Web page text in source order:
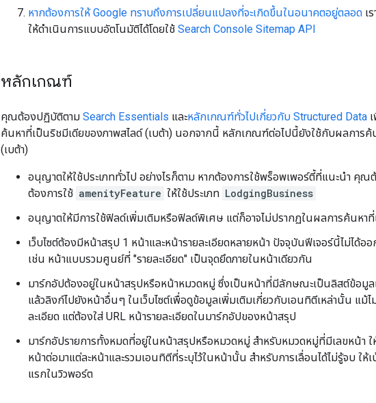
หากต้องการให้ Google ทราบถึงการเปลี่ยนแปลงที่จะเกิดขึ้นในอนาคตอยู่ตลอด เ
ให้ดำเนินการแบบอัตโนมัติได้โดยใช้ Search Console Sitemap API
หลักเกณฑ์
คุณต้องปฏิบัติตาม Search Essentials และหลักเกณฑ์ทั่วไปเกี่ยวกับ Structured Data
ค้นหาที่เป็นริชมีเดียของภาพสไลด์ (เบต้า) นอกจากนี้ หลักเกณฑ์ต่อไปนี้ยังใช้กับผลการค้
(เบต้า)
อนุญาตให้ใช้ประเภททั่วไป อย่างไรก็ตาม หากต้องการใช้พร็อพเพอร์ตี้ที่แนะนำ คุณ
ต้องการใช้ amenityFeature ให้ใช้ประเภท LodgingBusiness
อนุญาตให้มีการใช้ฟิลด์เพิ่มเติมหรือฟิลด์พิเศษ แต่ก็อาจไม่ปรากฏในผลการค้นหาที่
เว็บไซต์ต้องมีหน้าสรุป 1 หน้าและหน้ารายละเอียดหลายหน้า ปัจจุบันฟีเจอร์นี้ไม่ไ
เช่น หน้าแบบรวมศูนย์ที่ "รายละเอียด" เป็นจุดยึดภายในหน้าเดียวกัน
มาร์กอัปต้องอยู่ในหน้าสรุปหรือหน้าหมวดหมู่ ซึ่งเป็นหน้าที่มีลักษณะเป็นลิสต์ข้อมูล
แล้วลิงก์ไปยังหน้าอื่นๆ ในเว็บไซต์เพื่อดูข้อมูลเพิ่มเติมเกี่ยวกับเอนทิตีเหล่านั้น แม้
ละเอียด แต่ต้องใส่ URL หน้ารายละเอียดในมาร์กอัปของหน้าสรุป
มาร์กอัปรายการทั้งหมดที่อยู่ในหน้าสรุปหรือหมวดหมู่ สำหรับหมวดหมู่ที่มีเลขหน้า
หน้าต่อมาแต่ละหน้าและรวมเอนทิตีที่ระบุไว้ในหน้านั้น สำหรับการเลื่อนได้ไม่รู้จบ ใ
แรกในวิวพอร์ต